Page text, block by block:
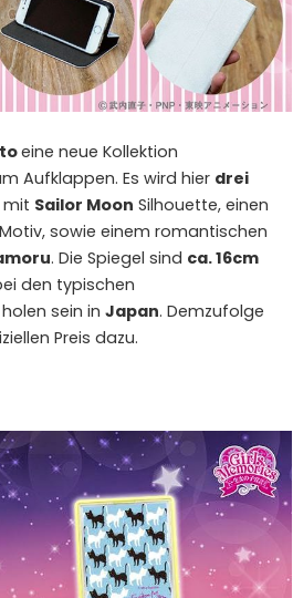
eine neue Kollektion
Aufklappen. Es wird hier drei
mit Sailor Moon Silhouette, einen
Motiv, sowie einem romantischen
. Die Spiegel sind ca. 16cm
den typischen
holen sein in Japan. Demzufolge
Preis dazu.